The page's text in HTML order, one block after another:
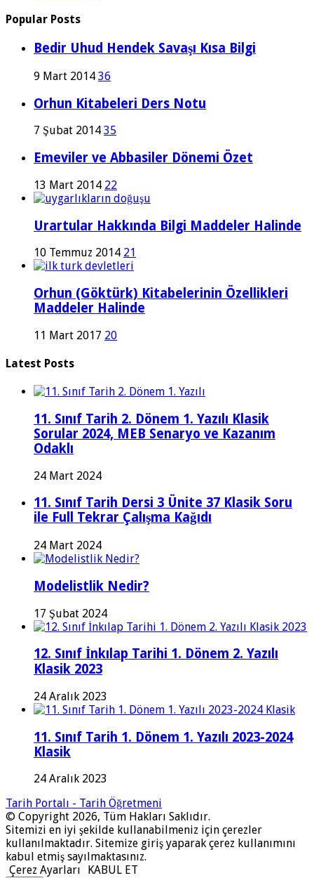
Popular Posts
Bedir Uhud Hendek Savaşı Kısa Bilgi
9 Mart 2014 36
Orhun Kitabeleri Ders Notu
7 Şubat 2014 35
Emeviler ve Abbasiler Dönemi Özet
13 Mart 2014 22
Urartular Hakkında Bilgi Maddeler Halinde
10 Temmuz 2014 21
Orhun (Göktürk) Kitabelerinin Özellikleri
Maddeler Halinde
11 Mart 2017 20
Latest Posts
11. Sınıf Tarih 2. Dönem 1. Yazılı Klasik
Sorular 2024, MEB Senaryo ve Kazanım
Odaklı
24 Mart 2024
11. Sınıf Tarih Dersi 3 Ünite 37 Klasik Soru
ile Full Tekrar Çalışma Kağıdı
24 Mart 2024
Modelistlik Nedir?
17 Şubat 2024
12. Sınıf İnkılap Tarihi 1. Dönem 2. Yazılı
Klasik 2023
24 Aralık 2023
11. Sınıf Tarih 1. Dönem 1. Yazılı 2023-2024
Klasik
24 Aralık 2023
Tarih Portalı - Tarih Öğretmeni
© Copyright 2026, Tüm Hakları Saklıdır.
Sitemizi en iyi şekilde kullanabilmeniz için çerezler
kullanılmaktadır. Sitemize giriş yaparak çerez kullanımını
kabul etmiş sayılmaktasınız.
Çerez Ayarları
KABUL ET